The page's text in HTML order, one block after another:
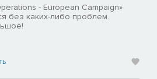
- European Campaign»
без каких-либо проблем.